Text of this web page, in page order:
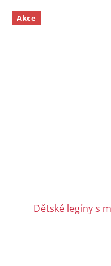
Akce
Dětské legíny s